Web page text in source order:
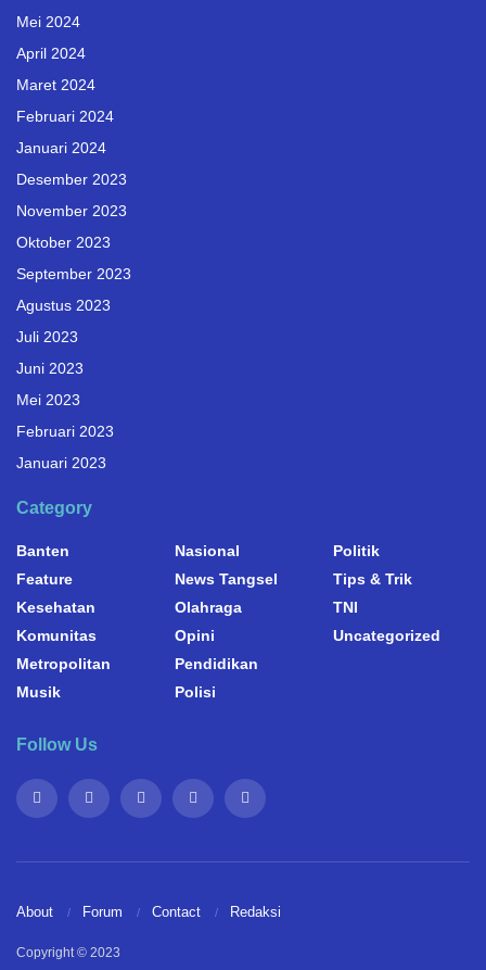
Mei 2024
April 2024
Maret 2024
Februari 2024
Januari 2024
Desember 2023
November 2023
Oktober 2023
September 2023
Agustus 2023
Juli 2023
Juni 2023
Mei 2023
Februari 2023
Januari 2023
Category
Banten
Feature
Kesehatan
Komunitas
Metropolitan
Musik
Nasional
News Tangsel
Olahraga
Opini
Pendidikan
Polisi
Politik
Tips & Trik
TNI
Uncategorized
Follow Us
About Forum Contact Redaksi
Copyright © 2023